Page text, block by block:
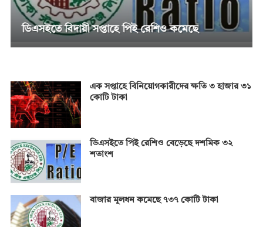
এক সপ্তাহে বিনিয়োগকারীদের ক্ষতি ৩ হাজার ৩১
কোটি টাকা
ডিএসইতে পিই রেশিও বেড়েছে দশমিক ৩২
শতাংশ
বাজার মূলধন কমেছে ৭৩৭ কোটি টাকা